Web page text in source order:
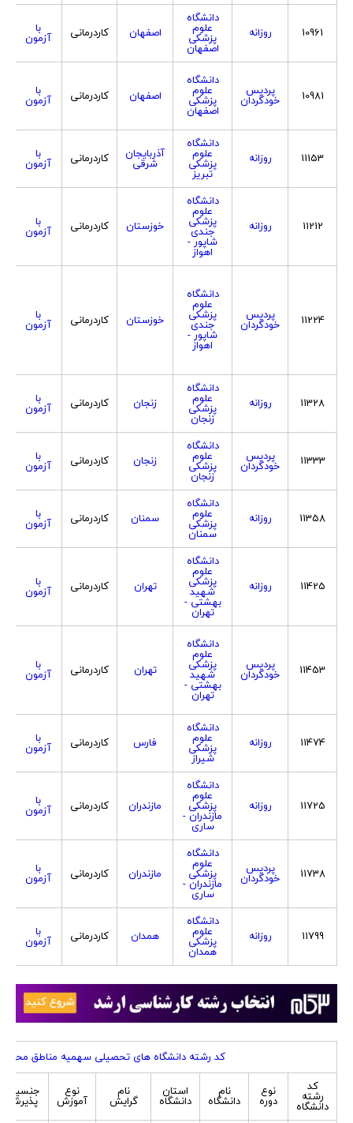
10961 روزانه
دانشگاه
علوم
پزشکی
اصفهان
اصفهان کاردرمانی با
آزمون
10981 پردیس
خودگردان
دانشگاه
علوم
پزشکی
اصفهان
اصفهان کاردرمانی با
آزمون
11153 روزانه
دانشگاه
علوم
پزشکی
تبریز
آذربایجان
شرقی کاردرمانی با
آزمون
11212 روزانه
دانشگاه
علوم
پزشکی
جندی
شاپور -
اهواز
خوزستان کاردرمانی با
آزمون
11224 پردیس
خودگردان
دانشگاه
علوم
پزشکی
جندی
شاپور -
اهواز
خوزستان کاردرمانی با
آزمون
11328 روزانه
دانشگاه
علوم
پزشکی
زنجان
زنجان کاردرمانی با
آزمون
11333 پردیس
خودگردان
دانشگاه
علوم
پزشکی
زنجان
زنجان کاردرمانی با
آزمون
11358 روزانه
دانشگاه
علوم
پزشکی
سمنان
سمنان کاردرمانی با
آزمون
11425 روزانه
دانشگاه
علوم
پزشکی
شهید
بهشتی -
تهران
تهران کاردرمانی با
آزمون
11453 پردیس
خودگردان
دانشگاه
علوم
پزشکی
شهید
بهشتی -
تهران
تهران کاردرمانی با
آزمون
11474 روزانه
دانشگاه
علوم
پزشکی
شیراز
فارس کاردرمانی با
آزمون
11725 روزانه
دانشگاه
علوم
پزشکی
مازندران -
ساری
مازندران کاردرمانی با
آزمون
11738 پردیس
خودگردان
دانشگاه
علوم
پزشکی
مازندران -
ساری
مازندران کاردرمانی با
آزمون
11799 روزانه
دانشگاه
علوم
پزشکی
همدان
همدان کاردرمانی با
آزمون
کد رشته دانشگاه های تحصیلی سهمیه مناطق محروم
کد
رشته
دانشگاه
نوع
دوره
نام
دانشگاه
استان
دانشگاه
نام
گرایش
نوع
آموزش
جنسیت
پذیرش